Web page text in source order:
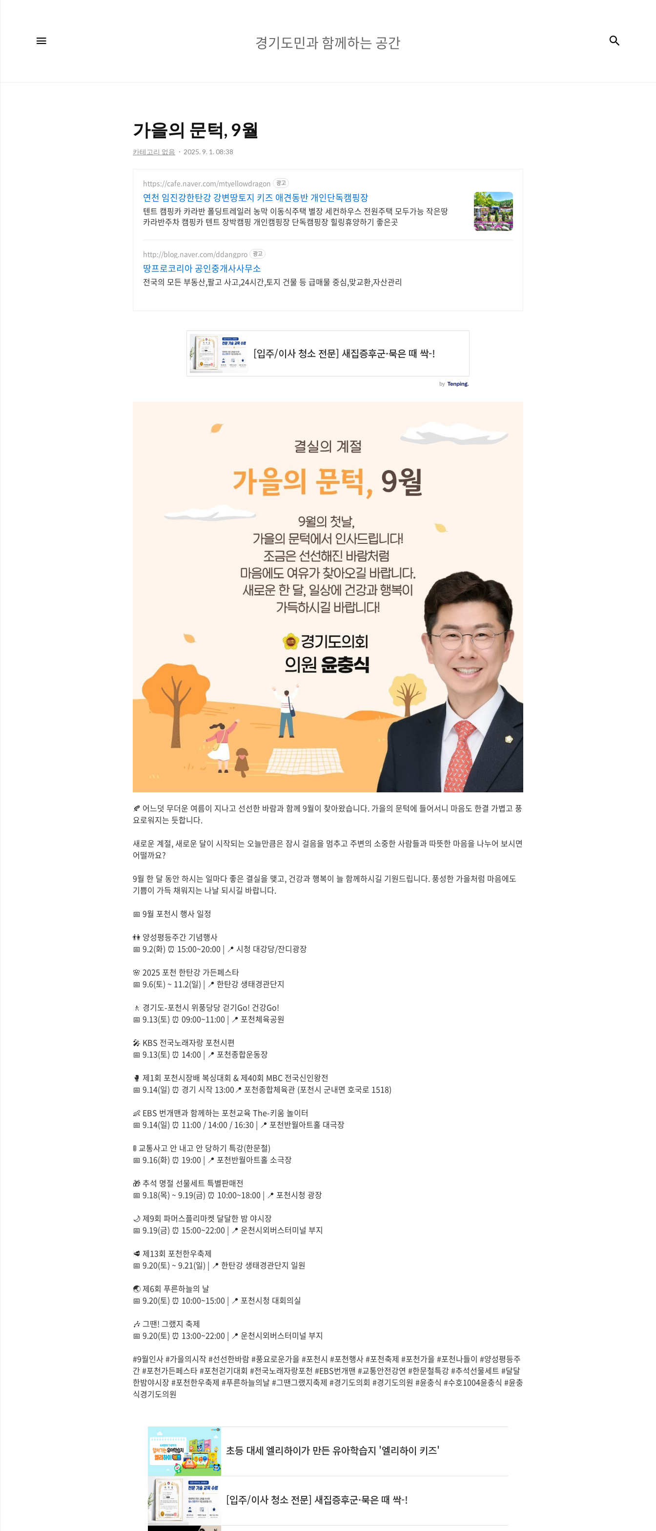
기
는
공
간
경기도민과 함께하는 공간
가을의 문턱, 9월
카테고리 없음 2025. 9. 1. 08:38
https://cafe.naver.com/mtyellowdragon 광고
연천 임진강한탄강 강변땅토지 키즈 애견동반 개인단독캠핑장
텐트 캠핑카 카라반 폴딩트레일러 농막 이동식주택 별장 세컨하우스 전원주택 모두가능 작은땅
카라반주차 캠핑카 텐트 장박캠핑 개인캠핑장 단독캠핑장 힐링휴양하기 좋은곳
http://blog.naver.com/ddangpro 광고
땅프로코리아 공인중개사사무소
전국의 모든 부동산,팔고 사고,24시간,토지 건물 등 급매물 중심,맞교환,자산관리
🍂 어느덧 무더운 여름이 지나고 선선한 바람과 함께 9월이 찾아왔습니다. 가을의 문턱에 들어서니 마음도 한결 가볍고 풍
요로워지는 듯합니다.
새로운 계절, 새로운 달이 시작되는 오늘만큼은 잠시 걸음을 멈추고 주변의 소중한 사람들과 따뜻한 마음을 나누어 보시면
어떨까요?
9월 한 달 동안 하시는 일마다 좋은 결실을 맺고, 건강과 행복이 늘 함께하시길 기원드립니다. 풍성한 가을처럼 마음에도
기쁨이 가득 채워지는 나날 되시길 바랍니다.
📅 9월 포천시 행사 일정
👫 양성평등주간 기념행사
📅 9.2(화) ⏰ 15:00~20:00 | 📍 시청 대강당/잔디광장
🌸 2025 포천 한탄강 가든페스타
📅 9.6(토) ~ 11.2(일) | 📍 한탄강 생태경관단지
🚶 경기도-포천시 위풍당당 걷기Go! 건강Go!
📅 9.13(토) ⏰ 09:00~11:00 | 📍 포천체육공원
🎤 KBS 전국노래자랑 포천시편
📅 9.13(토) ⏰ 14:00 | 📍 포천종합운동장
🥊 제1회 포천시장배 복싱대회 & 제40회 MBC 전국신인왕전
📅 9.14(일) ⏰ 경기 시작 13:00📍 포천종합체육관 (포천시 군내면 호국로 1518)
👶 EBS 번개맨과 함께하는 포천교육 The-키움 놀이터
📅 9.14(일) ⏰ 11:00 / 14:00 / 16:30 | 📍 포천반월아트홀 대극장
🚦 교통사고 안 내고 안 당하기 특강(한문철)
📅 9.16(화) ⏰ 19:00 | 📍 포천반월아트홀 소극장
🎁 추석 명절 선물세트 특별판매전
📅 9.18(목) ~ 9.19(금) ⏰ 10:00~18:00 | 📍 포천시청 광장
🌙 제9회 파머스플리마켓 달달한 밤 야시장
📅 9.19(금) ⏰ 15:00~22:00 | 📍 운천시외버스터미널 부지
🥩 제13회 포천한우축제
📅 9.20(토) ~ 9.21(일) | 📍 한탄강 생태경관단지 일원
🌏 제6회 푸른하늘의 날
📅 9.20(토) ⏰ 10:00~15:00 | 📍 포천시청 대회의실
🎶 그땐! 그랬지 축제
📅 9.20(토) ⏰ 13:00~22:00 | 📍 운천시외버스터미널 부지
#9월인사 #가을의시작 #선선한바람 #풍요로운가을 #포천시 #포천행사 #포천축제 #포천가을 #포천나들이 #양성평등주
간 #포천가든페스타 #포천걷기대회 #전국노래자랑포천 #EBS번개맨 #교통안전강연 #한문철특강 #추석선물세트 #달달
한밤야시장 #포천한우축제 #푸른하늘의날 #그땐그랬지축제 #경기도의회 #경기도의원 #윤충식 #수호1004윤충식 #윤충
식경기도의원